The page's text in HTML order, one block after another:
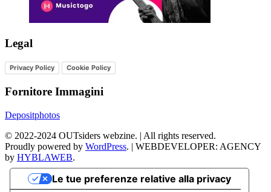
Legal
Privacy Policy Cookie Policy
Fornitore Immagini
Depositphotos
© 2022-2024 OUTsiders webzine. | All rights reserved.
Proudly powered by WordPress. | WEBDEVELOPER: AGENCY
by HYBLAWEB.
Le tue preferenze relative alla privacy